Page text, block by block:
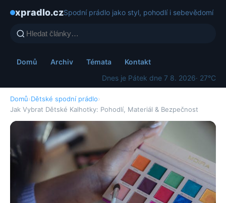
xpradlo.czSpodní prádlo jako styl, pohodlí i sebevědomí
Domů Archiv Témata
Kontakt
Dnes je Pátek dne 7 8. 2026· 27°C
Domů›Dětské spodní prádlo›
Jak Vybrat Dětské Kalhotky: Pohodlí, Materiál & Bezpečnost